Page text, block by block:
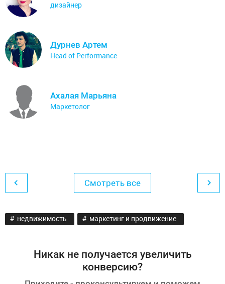
дизайнер
Дурнев Артем
Head of Performance
Ахалая Марьяна
Маркетолог
Смотреть все
недвижимость маркетинг и продвижение
Никак не получается увеличить
конверсию?